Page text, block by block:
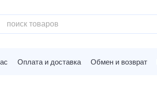
Оплата и доставка Обмен и возврат